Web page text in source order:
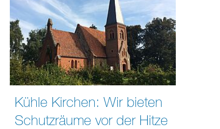
Kühle Kirchen: Wir bieten
Schutzräume vor der Hitze